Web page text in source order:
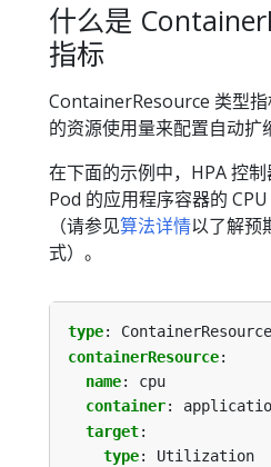
什么是
指标
ContainerResource 类型
的资源使用量来配置自动扩
在下面的示例中，HPA 控
Pod 的应用程序容器的
（请参见算法详情以了解预
式）。
type:
ContainerResource
containerResource:
name:
cpu
container:
target:
type:
Utilization